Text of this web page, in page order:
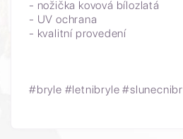
- nožička kovová bílozlatá
- UV ochrana
- kvalitní provedení
#bryle #letnibryle